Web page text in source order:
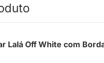
Lalá Off White com